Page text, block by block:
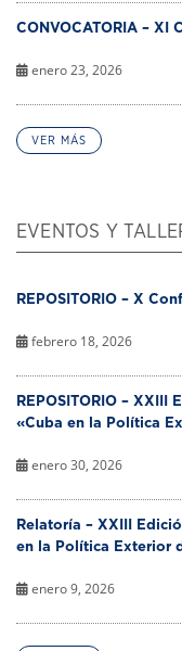
CONVOCATORIA –
enero 23, 2026
VER MÁS
EVENTOS Y
REPOSITORIO – X
febrero 18, 2026
REPOSITORIO –
«Cuba en la Política
enero 30, 2026
Relatoría – XXIII
en la Política Exterior
enero 9, 2026